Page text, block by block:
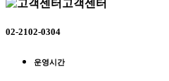
고객센터
02-2102-0304
운영시간